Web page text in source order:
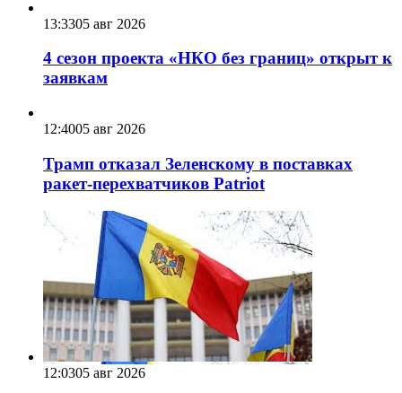
13:3305 авг 2026
4 сезон проекта «НКО без границ» открыт к
заявкам
12:4005 авг 2026
Трамп отказал Зеленскому в поставках
ракет-перехватчиков Patriot
12:0305 авг 2026